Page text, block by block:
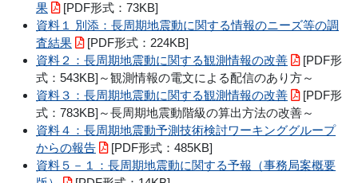
果
[PDF形式：73KB]
資料１ 別添：長周期地震動に関する情報のニーズ等の調
査結果
[PDF形式：224KB]
資料２：長周期地震動に関する観測情報の改善
[PDF形
式：543KB]～観測情報の電文による配信のあり方～
資料３：長周期地震動に関する観測情報の改善
[PDF形
式：783KB]～長周期地震動階級の算出方法の改善～
資料４：長周期地震動予測技術検討ワーキンググループ
からの報告
[PDF形式：485KB]
資料５－１：長周期地震動に関する予報（事務局案概要